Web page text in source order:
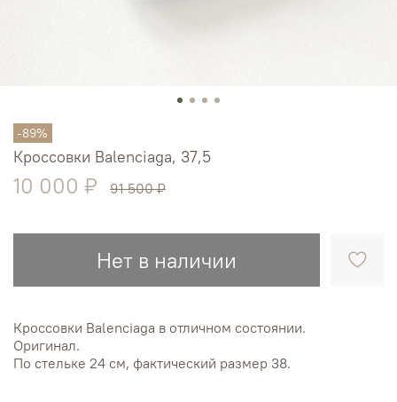
-89%
Кроссовки Balenciaga, 37,5
10 000 ₽ 91 500 ₽
Нет в наличии
Кроссовки Balenciaga в отличном состоянии.
Оригинал.
По стельке 24 см, фактический размер 38.